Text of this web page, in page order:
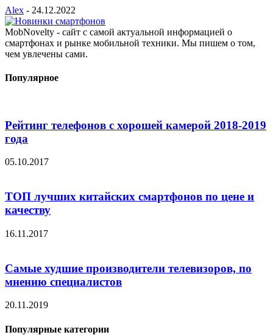
Alex - 24.12.2022
MobNovelty - сайт с самой актуальной информацией о
смартфонах и рынке мобильной техники. Мы пишем о том,
чем увлечены сами.
Популярное
Рейтинг телефонов с хорошей камерой 2018-2019
года
05.10.2017
ТОП лучших китайских смартфонов по цене и
качеству
16.11.2017
Самые худшие производители телевизоров, по
мнению специалистов
20.11.2019
Популярные категории